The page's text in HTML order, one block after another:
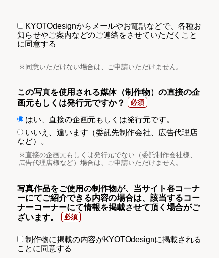
KYOTOdesignからメールやお電話などで、各種お
知らせやご案内などのご連絡をさせていただくこと
に同意する
※同意いただけない場合は、ご申請いただけません。
この写真を使用される媒体（制作物）の直接の企
画元もしくは発行元ですか？
はい、直接の企画元もしくは発行元です。
いいえ、違います（委託先制作会社、広告代理店
など）。
※直接の企画元もしくは発行元でない（委託制作会社様、
広告代理店様など）場合は、ご申請いただけません。
写真作品をご使用の制作物が、当サイト各コーナ
ーにてご紹介できる内容の場合は、該当するコー
ナーコーナーにて情報を掲載させて頂く場合がご
ざいます。
制作物に掲載の内容がKYOTOdesignに掲載される
ことに同意する